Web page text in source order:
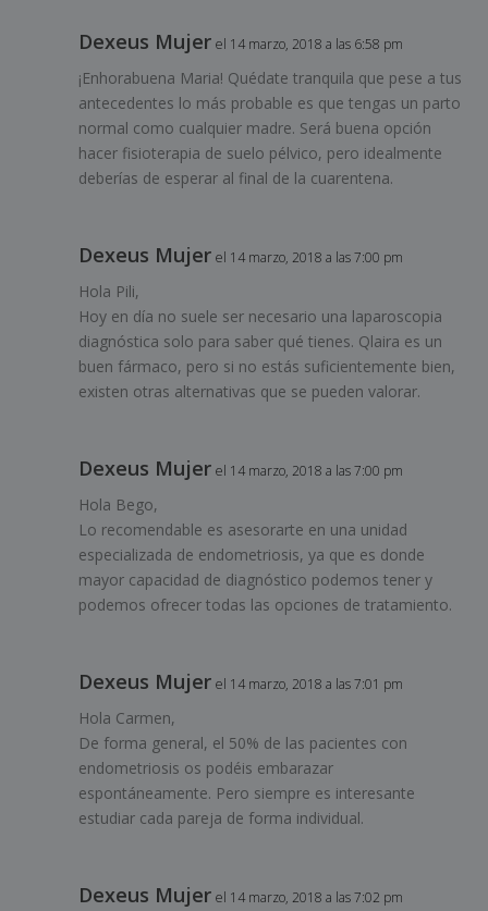
Dexeus Mujer el 14 marzo, 2018 a las 6:58 pm
¡Enhorabuena Maria! Quédate tranquila que pese a tus
antecedentes lo más probable es que tengas un parto
normal como cualquier madre. Será buena opción
hacer fisioterapia de suelo pélvico, pero idealmente
deberías de esperar al final de la cuarentena.
Dexeus Mujer el 14 marzo, 2018 a las 7:00 pm
Hola Pili,
Hoy en día no suele ser necesario una laparoscopia
diagnóstica solo para saber qué tienes. Qlaira es un
buen fármaco, pero si no estás suficientemente bien,
existen otras alternativas que se pueden valorar.
Dexeus Mujer el 14 marzo, 2018 a las 7:00 pm
Hola Bego,
Lo recomendable es asesorarte en una unidad
especializada de endometriosis, ya que es donde
mayor capacidad de diagnóstico podemos tener y
podemos ofrecer todas las opciones de tratamiento.
Dexeus Mujer el 14 marzo, 2018 a las 7:01 pm
Hola Carmen,
De forma general, el 50% de las pacientes con
endometriosis os podéis embarazar
espontáneamente. Pero siempre es interesante
estudiar cada pareja de forma individual.
Dexeus Mujer el 14 marzo, 2018 a las 7:02 pm